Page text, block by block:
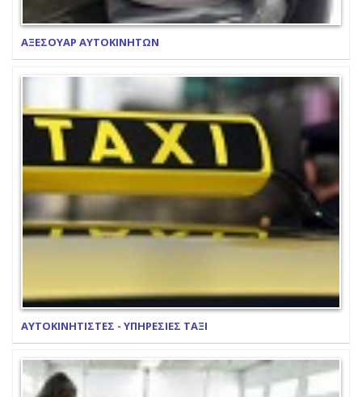
ΑΞΕΣΟΥΑΡ ΑΥΤΟΚΙΝΗΤΩΝ
ΑΥΤΟΚΙΝΗΤΙΣΤΕΣ - ΥΠΗΡΕΣΙΕΣ ΤΑΞΙ